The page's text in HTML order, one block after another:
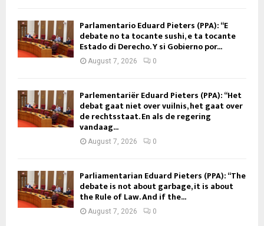
Parlamentario Eduard Pieters (PPA): “E
debate no ta tocante sushi, e ta tocante
Estado di Derecho. Y si Gobierno por...
August 7, 2026 0
Parlementariër Eduard Pieters (PPA): “Het
debat gaat niet over vuilnis, het gaat over
de rechtsstaat. En als de regering
vandaag...
August 7, 2026 0
Parliamentarian Eduard Pieters (PPA): “The
debate is not about garbage, it is about
the Rule of Law. And if the...
August 7, 2026 0